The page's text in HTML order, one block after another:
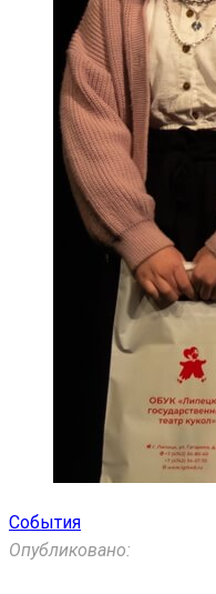
События
Опубликовано: